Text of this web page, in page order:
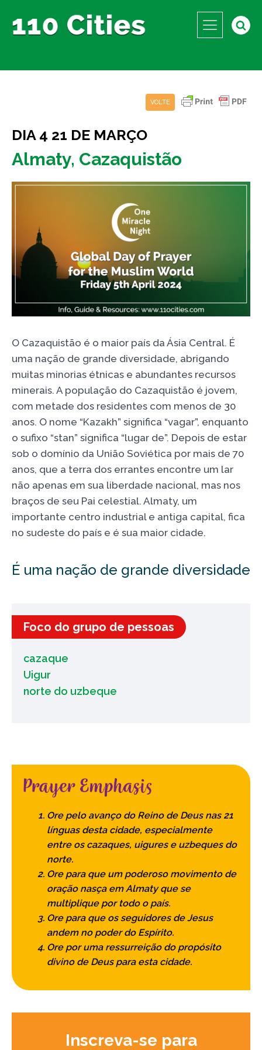
VOLTE
DIA 4 21 DE MARÇO
Almaty, Cazaquistão
O Cazaquistão é o maior país da Ásia Central. É
uma nação de grande diversidade, abrigando
muitas minorias étnicas e abundantes recursos
minerais. A população do Cazaquistão é jovem,
com metade dos residentes com menos de 30
anos. O nome “Kazakh” significa “vagar”, enquanto
o sufixo “stan” significa “lugar de”. Depois de estar
sob o domínio da União Soviética por mais de 70
anos, que a terra dos errantes encontre um lar
não apenas em sua liberdade nacional, mas nos
braços de seu Pai celestial. Almaty, um
importante centro industrial e antiga capital, fica
no sudeste do país e é sua maior cidade.
É uma nação de grande diversidade
Foco do grupo de pessoas
cazaque
Uigur
norte do uzbeque
Ore pelo avanço do Reino de Deus nas 21
línguas desta cidade, especialmente
entre os cazaques, uigures e uzbeques do
norte.
Ore para que um poderoso movimento de
oração nasça em Almaty que se
multiplique por todo o país.
Ore para que os seguidores de Jesus
andem no poder do Espírito.
Ore por uma ressurreição do propósito
divino de Deus para esta cidade.
Inscreva-se para